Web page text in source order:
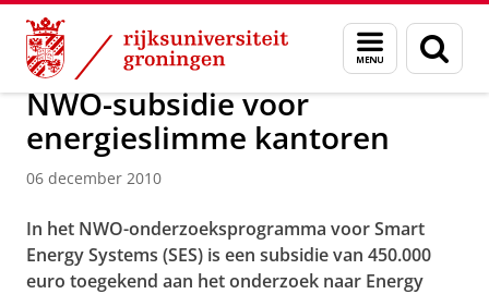
Skip
Content
Skip
Navigation
Menu
en
zoeken
Over ons Faculty of Science and Engineering Nieuws
NWO-subsidie voor
energieslimme kantoren
06 december 2010
In het NWO-onderzoeksprogramma voor Smart
Energy Systems (SES) is een subsidie van 450.000
euro toegekend aan het onderzoek naar Energy